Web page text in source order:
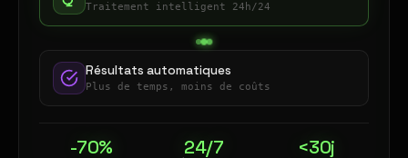
Traitement intelligent 24h/24
Résultats automatiques
Plus de temps, moins de coûts
-70% 24/7 <30j